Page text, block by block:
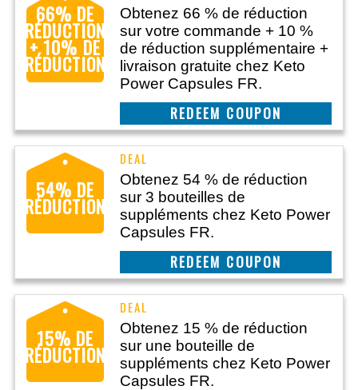
66% DE
RÉDUCTION
+ 10% DE
RÉDUCTION
Obtenez 66 % de réduction
sur votre commande + 10 %
de réduction supplémentaire +
livraison gratuite chez Keto
Power Capsules FR.
CLAIM THIS DEAL
54% DE
RÉDUCTION
Obtenez 54 % de réduction
sur 3 bouteilles de
suppléments chez Keto Power
Capsules FR.
CLAIM THIS DEAL
15% DE
RÉDUCTION
Obtenez 15 % de réduction
sur une bouteille de
suppléments chez Keto Power
Capsules FR.